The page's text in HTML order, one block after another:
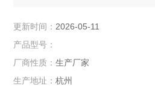
养；水体分析的BOD的测定以及其
更新时间： 2026-05-11
产品型号：
厂商性质： 生产厂家
生产地址： 杭州